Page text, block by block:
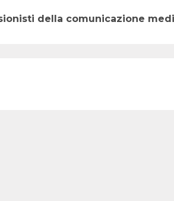
della comunicazione